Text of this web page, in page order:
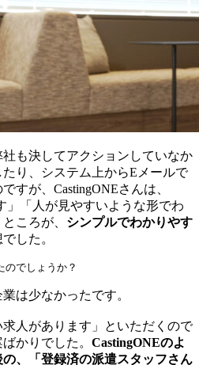
も決してアクションしていなか
り、システム上からEメールで
すが、CastingONEさんは、
」「人が見やすいような形でわ
ころが、 シンプルでわかりやす
した。
のでしょうか？
は少なかったです。
人があります」といただくので
かりでした。 CastingONEのよ
、「登録済の派遣スタッフさん